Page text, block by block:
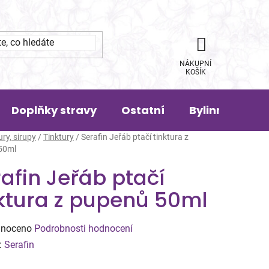
NÁKUPNÍ
KOŠÍK
Doplňky stravy Ostatní Bylinná
sirupy / Tinktury / Serafin Jeřáb ptačí tinktura z
Jeřáb ptačí
z pupenů 50ml
Podrobnosti hodnocení
Serafin